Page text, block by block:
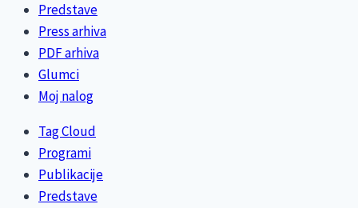
Predstave
Press arhiva
PDF arhiva
Glumci
Moj nalog
Tag Cloud
Programi
Publikacije
Predstave